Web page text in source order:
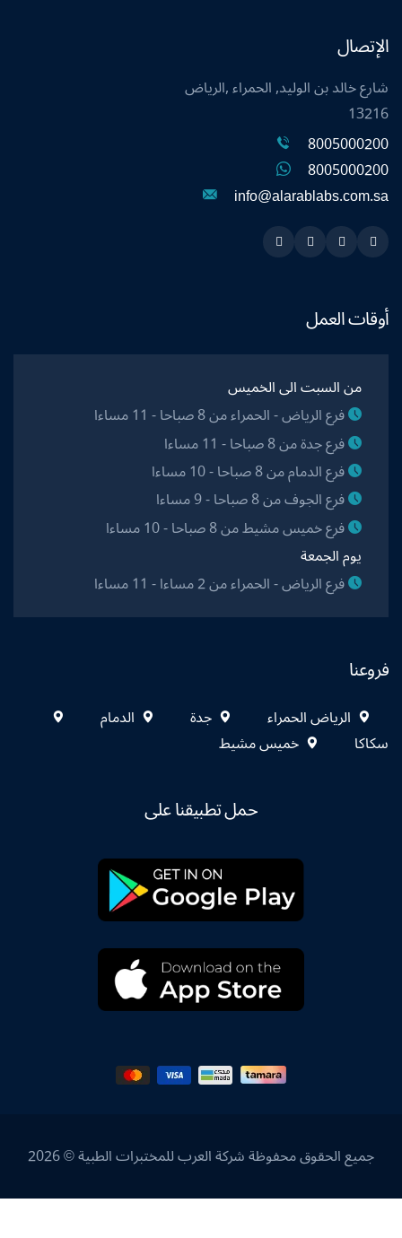
الإتصال
شارع خالد بن الوليد, الحمراء ,الرياض
13216
8005000200
8005000200
info@alarablabs.com.sa
Snapchat
Twitter
Linkedin
Instagram
أوقات العمل
من السبت الى الخميس
فرع الرياض - الحمراء من 8 صباحا - 11 مساءا
فرع جدة من 8 صباحا - 11 مساءا
فرع الدمام من 8 صباحا - 10 مساءا
فرع الجوف من 8 صباحا - 9 مساءا
فرع خميس مشيط من 8 صباحا - 10 مساءا
يوم الجمعة
فرع الرياض - الحمراء من 2 مساءا - 11 مساءا
فروعنا
الرياض الحمراء جدة
الدمام
سكاكا
خميس مشيط
حمل تطبيقنا على
جميع الحقوق محفوظة شركة العرب للمختبرات الطبية © 2026